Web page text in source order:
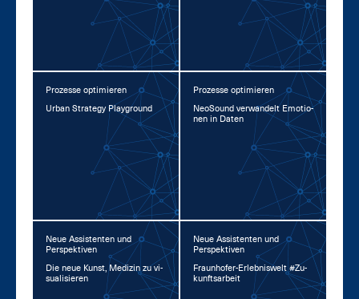
Prozesse optimieren
Ur­ban Stra­te­gy Play­ground
Prozesse optimieren
Neo­Sound ver­wan­delt Emo­tio­
nen in Da­ten
Neue Assistenten und
Perspektiven
Die neue Kunst, Me­di­zin zu vi­
sua­li­sie­ren
Neue Assistenten und
Perspektiven
Fraun­ho­fer-Er­leb­nis­welt #Zu­
kunfts­ar­beit